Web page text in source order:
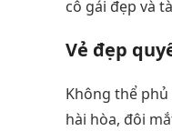
cô gái đẹp và
Vẻ đẹp
Không thể
hài hòa, đôi